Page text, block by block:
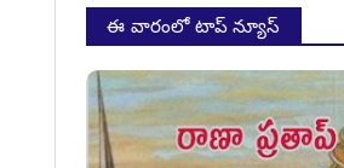
ఈ వారంలో టాప్ న్యూస్